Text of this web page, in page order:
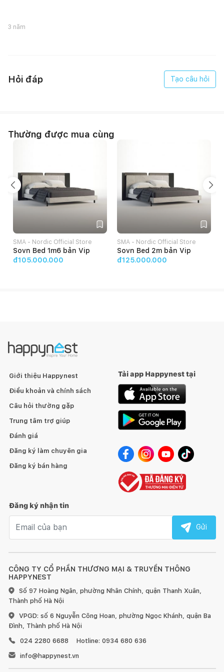
3 năm
Hỏi đáp Tạo câu hỏi
Thường được mua cùng
SMA - Nordic Official Store
Sovn Bed 1m6 bản Vip
đ105.000.000
SMA - Nordic Official Store
Sovn Bed 2m bản Vip
đ125.000.000
CÔNG TY CỔ PHẦN THƯƠNG MẠI & TRUYỀN THÔNG
HAPPYNEST
Số 97 Hoàng Ngân, phường Nhân Chính, quận Thanh Xuân,
Thành phố Hà Nội
VPGD: số 6 Nguyễn Công Hoan, phường Ngọc Khánh, quận Ba
Đình, Thành phố Hà Nội
024 2280 6688
Hotline: 0934 680 636
info@happynest.vn
Giới thiệu Happynest
Điều khoản và chính sách
Câu hỏi thường gặp
Trung tâm trợ giúp
Đánh giá
Đăng ký làm chuyên gia
Đăng ký bán hàng
Tải app Happynest tại
Đăng ký nhận tin
Gửi